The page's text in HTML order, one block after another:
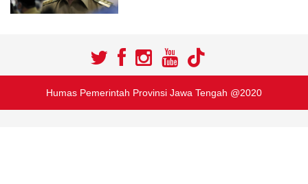
Humas Pemerintah Provinsi Jawa Tengah @2020